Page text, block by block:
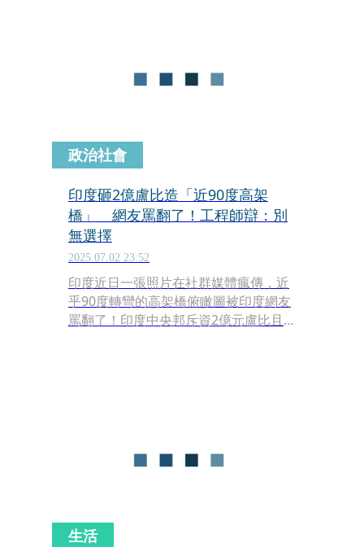
政治社會
印度砸2億盧比造「近90度高架
橋」 網友罵翻了！工程師辯：別
無選擇
2025.07.02 23:52
印度近日一張照片在社群媒體瘋傳，近
乎90度轉彎的高架橋俯瞰圖被印度網友
罵翻了！印度中央邦斥資2億元盧比且
生活